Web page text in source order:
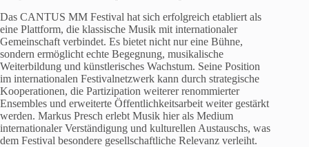
Das CANTUS MM Festival hat sich erfolgreich etabliert als
eine Plattform, die klassische Musik mit internationaler
Gemeinschaft verbindet. Es bietet nicht nur eine Bühne,
sondern ermöglicht echte Begegnung, musikalische
Weiterbildung und künstlerisches Wachstum. Seine Position
im internationalen Festivalnetzwerk kann durch strategische
Kooperationen, die Partizipation weiterer renommierter
Ensembles und erweiterte Öffentlichkeitsarbeit weiter gestärkt
werden. Markus Presch erlebt Musik hier als Medium
internationaler Verständigung und kulturellen Austauschs, was
dem Festival besondere gesellschaftliche Relevanz verleiht.